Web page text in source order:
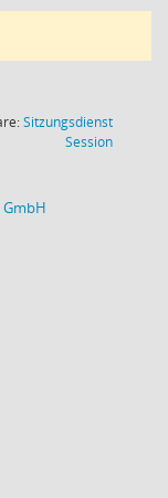
Sitzungsdienst
Session(Wird in